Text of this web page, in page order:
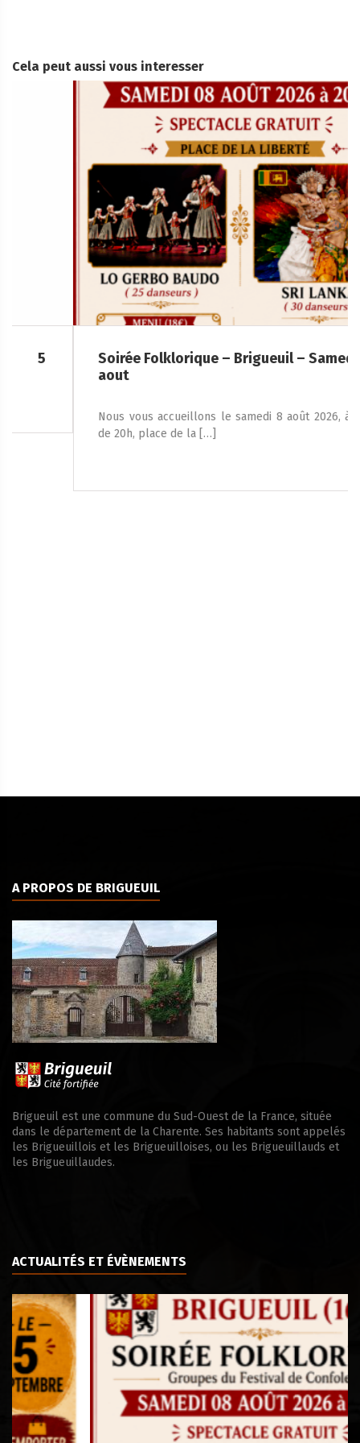
Cela peut aussi vous interesser
Soirée Folklorique – Brigueuil – Samedi 08
Nous vous accueillons le samedi 8 août 2026, à partir
de 20h, place de la […]
A PROPOS DE BRIGUEUIL
Brigueuil est une commune du Sud-Ouest de la France, située
dans le département de la Charente. Ses habitants sont appelés
les Brigueuillois et les Brigueuilloises, ou les Brigueuillauds et
les Brigueuillaudes.
ACTUALITÉS ET ÉVÈNEMENTS